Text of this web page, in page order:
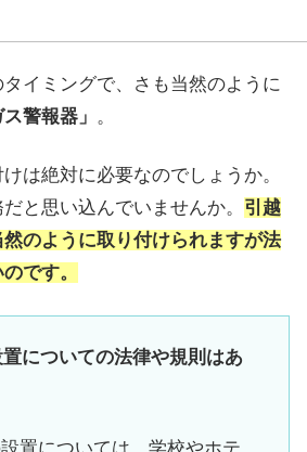
イミングで、さも当然のように
ス警報器」 。
は絶対に必要なのでしょうか。
と思い込んでいませんか。 引越
のように取り付けられますが法
です。
についての法律や規則はあ